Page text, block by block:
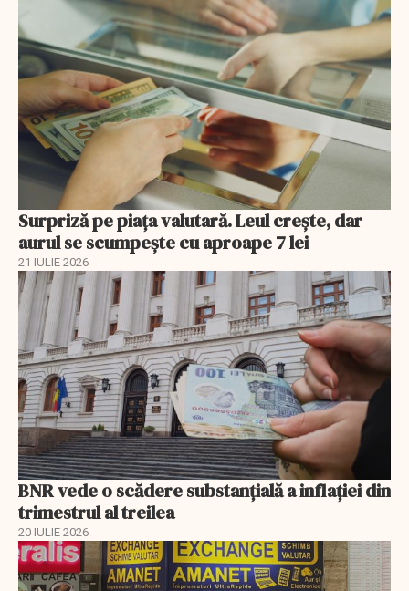
Surpriză pe piața valutară. Leul crește, dar
aurul se scumpește cu aproape 7 lei
21 IULIE 2026
BNR vede o scădere substanţială a inflaţiei din
trimestrul al treilea
20 IULIE 2026